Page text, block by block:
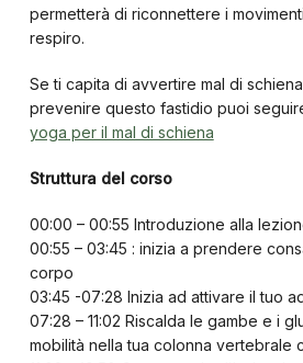
permetterà di riconnettere i
respiro.
Se ti capita di avvertire mal di
prevenire questo fastidio puoi
yoga per il mal di schiena
Struttura del corso
00:00 – 00:55 Introduzione alla
00:55 – 03:45 : inizia a prendere
corpo
03:45 -07:28 Inizia ad attivare il tuo
07:28 – 11:02 Riscalda le gambe e i
mobilità nella tua colonna vertebrale